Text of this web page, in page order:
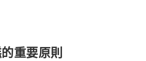
重要原則